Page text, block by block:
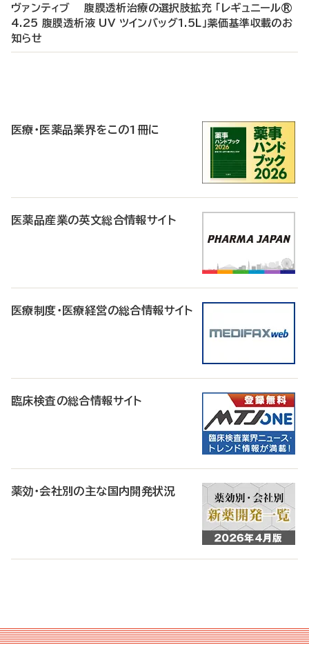
ヴァンティブ 腹膜透析治療の選択肢拡充 「レギュニール®
4.25 腹膜透析液 UV ツインバッグ1.5L」薬価基準収載のお
知らせ
医療・医薬品業界をこの1冊に
医薬品産業の英文総合情報サイト
医療制度・医療経営の総合情報サイト
臨床検査の総合情報サイト
薬効・会社別の主な国内開発状況